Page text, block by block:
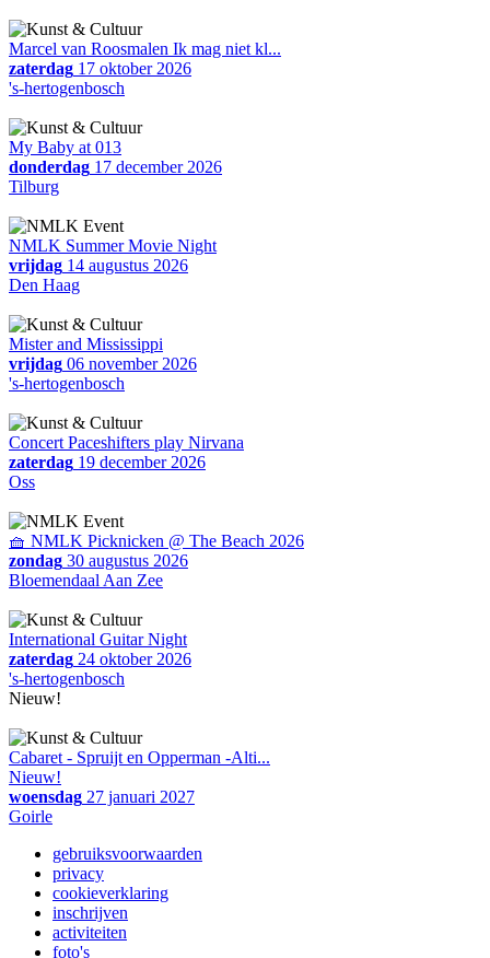
Marcel van Roosmalen Ik mag niet kl...
zaterdag 17 oktober 2026
's-hertogenbosch
My Baby at 013
donderdag 17 december 2026
Tilburg
NMLK Summer Movie Night
vrijdag 14 augustus 2026
Den Haag
Mister and Mississippi
vrijdag 06 november 2026
's-hertogenbosch
Concert Paceshifters play Nirvana
zaterdag 19 december 2026
Oss
🧺 NMLK Picknicken @ The Beach 2026
zondag 30 augustus 2026
Bloemendaal Aan Zee
International Guitar Night
zaterdag 24 oktober 2026
's-hertogenbosch
Nieuw!
Cabaret - Spruijt en Opperman -Alti...
Nieuw!
woensdag 27 januari 2027
Goirle
gebruiksvoorwaarden
privacy
cookieverklaring
inschrijven
activiteiten
foto's